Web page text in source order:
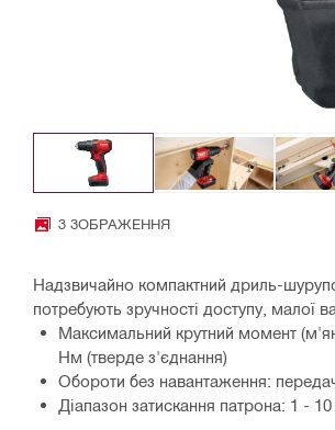
3 ЗОБРАЖЕННЯ
Надзвичайно компактний дриль-
потребують зручності доступу, малої
Максимальний крутний момент
Нм (тверде з'єднання)
Обороти без навантаження:
Діапазон затискання патрона: 1 -